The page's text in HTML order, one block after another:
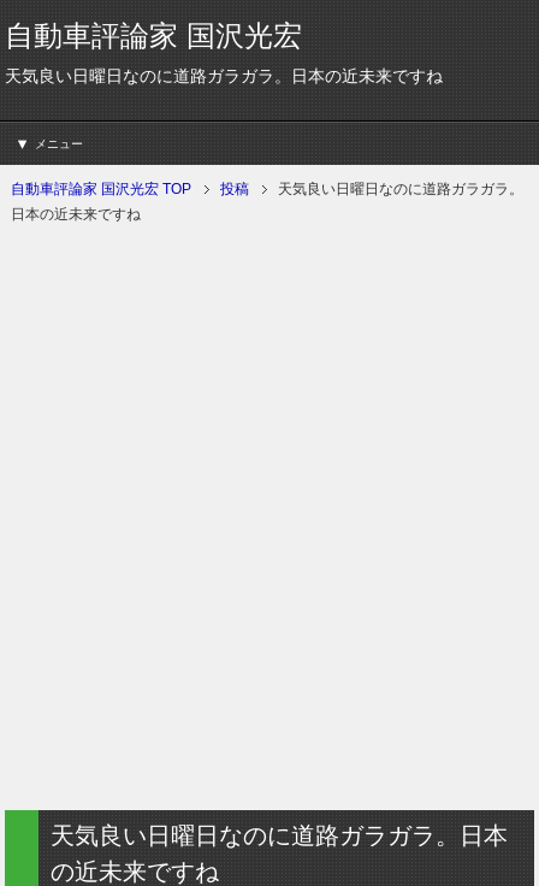
自動車評論家 国沢光宏
天気良い日曜日なのに道路ガラガラ。日本の近未来ですね
メニュー
自動車評論家 国沢光宏 TOP 投稿
天気良い日曜日なのに道路ガラガラ。
日本の近未来ですね
天気良い日曜日なのに道路ガラガラ。日本
の近未来ですね